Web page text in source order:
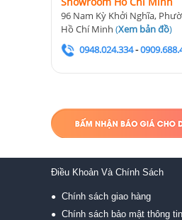
96 Nam Kỳ Khởi Nghĩa,
Hồ Chí Minh (Xem bản đồ)
0948.024.334-
Điều Khoản Và Chính Sách
● Chính sách giao hàng
● Chính sách bảo mật thông tin